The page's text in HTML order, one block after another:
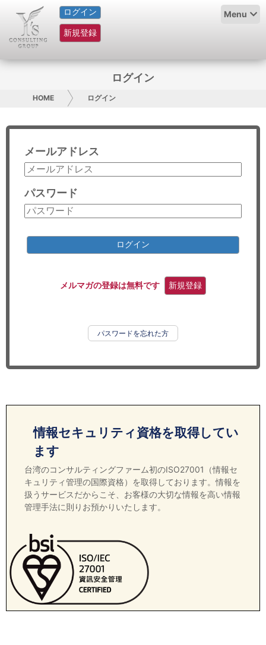
ログイン
新規登録
Menu
HOME
サービス紹介
グループ概要
採用情報
お問い合わせ
コンサルティング
リサーチ
ログイン
HOME ログイン
メールアドレス
パスワード
ログイン
メルマガの登録は無料です 新規登録
パスワードを忘れた方
情報セキュリティ資格を取得してい
ます
台湾のコンサルティングファーム初のISO27001（情報セ
キュリティ管理の国際資格）を取得しております。情報を
扱うサービスだからこそ、お客様の大切な情報を高い情報
管理手法に則りお預かりいたします。